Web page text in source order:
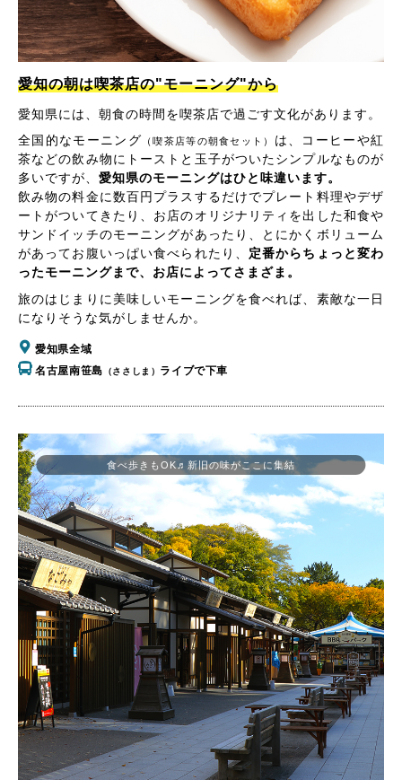
愛知の朝は喫茶店の"モーニング"から
愛知県には、朝食の時間を喫茶店で過ごす文化があります。
全国的なモーニング （喫茶店等の朝食セット）
は、コーヒーや紅
茶などの飲み物にトーストと玉子がついたシンプルなものが
多いですが、 愛知県のモーニングはひと味違います。
飲み物の料金に数百円プラスするだけでプレート料理やデザ
ートがついてきたり、お店のオリジナリティを出した和食や
サンドイッチのモーニングがあったり、とにかくボリューム
があってお腹いっぱい食べられたり、 定番からちょっと変わ
ったモーニングまで、お店によってさまざま。
旅のはじまりに美味しいモーニングを食べれば、素敵な一日
になりそうな気がしませんか。
愛知県全域
名古屋南笹島 （ささしま） ライブで下車
食べ歩きもOK♬新旧の味がここに集結